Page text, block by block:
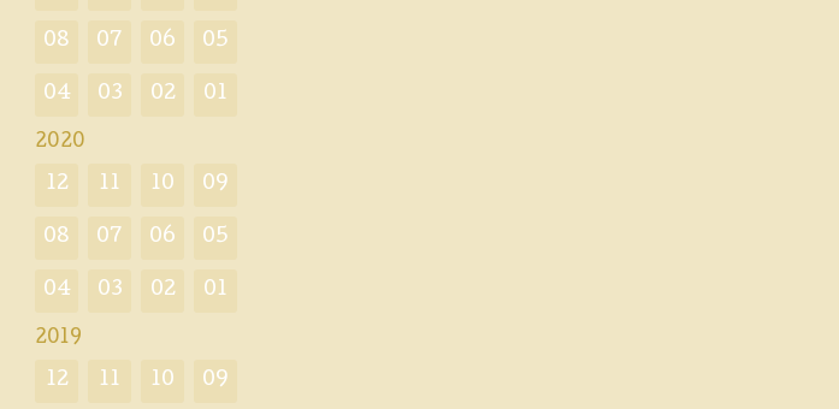
08 07 06 05
04 03 02 01
2020
12 11 10 09
08 07 06 05
04 03 02 01
2019
12 11 10 09